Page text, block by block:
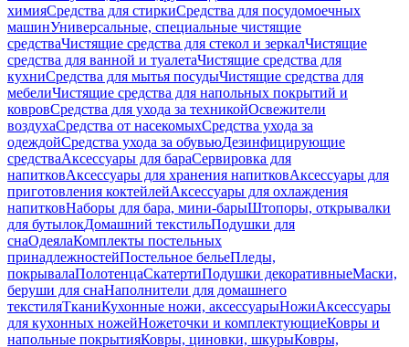
химияСредства для стиркиСредства для посудомоечных
машинУниверсальные, специальные чистящие
средстваЧистящие средства для стекол и зеркалЧистящие
средства для ванной и туалетаЧистящие средства для
кухниСредства для мытья посудыЧистящие средства для
мебелиЧистящие средства для напольных покрытий и
ковровСредства для ухода за техникойОсвежители
воздухаСредства от насекомыхСредства ухода за
одеждойСредства ухода за обувьюДезинфицирующие
средстваАксессуары для бараСервировка для
напитковАксессуары для хранения напитковАксессуары для
приготовления коктейлейАксессуары для охлаждения
напитковНаборы для бара, мини-барыШтопоры, открывалки
для бутылокДомашний текстильПодушки для
снаОдеялаКомплекты постельных
принадлежностейПостельное бельеПледы,
покрывалаПолотенцаСкатертиПодушки декоративныеМаски,
беруши для снаНаполнители для домашнего
текстиляТканиКухонные ножи, аксессуарыНожиАксессуары
для кухонных ножейНожеточки и комплектующиеКовры и
напольные покрытияКовры, циновки, шкурыКовры,